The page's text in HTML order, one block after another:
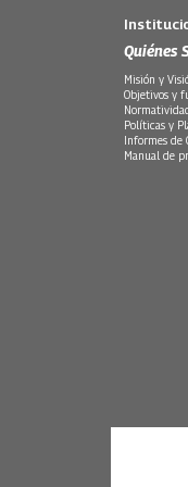
Quiénes
Misión y
Objetivos y
Políticas y
Informes de
Manual de